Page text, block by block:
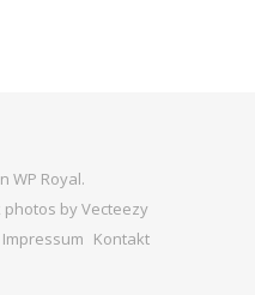
WP Royal.
photos by Vecteezy
Impressum Kontakt